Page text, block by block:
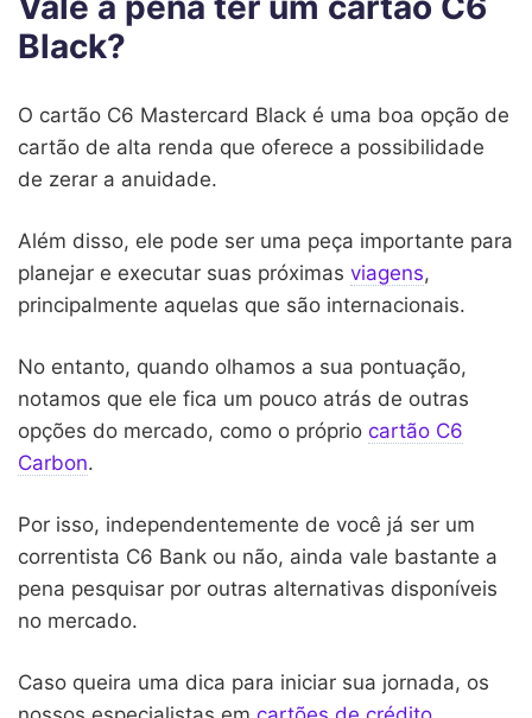
Black?
O cartão C6 Mastercard Black é uma boa opção de
cartão de alta renda que oferece a possibilidade
de zerar a anuidade.
Além disso, ele pode ser uma peça importante para
planejar e executar suas próximas viagens,
principalmente aquelas que são internacionais.
No entanto, quando olhamos a sua pontuação,
notamos que ele fica um pouco atrás de outras
opções do mercado, como o próprio cartão C6
Carbon.
Por isso, independentemente de você já ser um
correntista C6 Bank ou não, ainda vale bastante a
pena pesquisar por outras alternativas disponíveis
no mercado.
Caso queira uma dica para iniciar sua jornada, os